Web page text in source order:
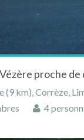
proche de
(9 km), Corrèze,
4